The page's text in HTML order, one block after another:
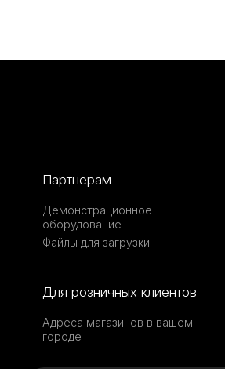
Партнерам
Демонстрационное
оборудование
Файлы для загрузки
Для розничных клиентов
Адреса магазинов в вашем
городе